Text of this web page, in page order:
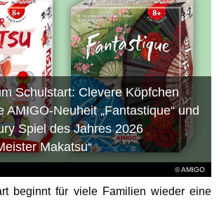
© AMIGO
Schulstart: Clevere Köpfchen
AMIGO-Neuheit „Fantastique“ und
Spiel des Jahres 2026
Makatsu“
beginnt für viele Familien wieder eine